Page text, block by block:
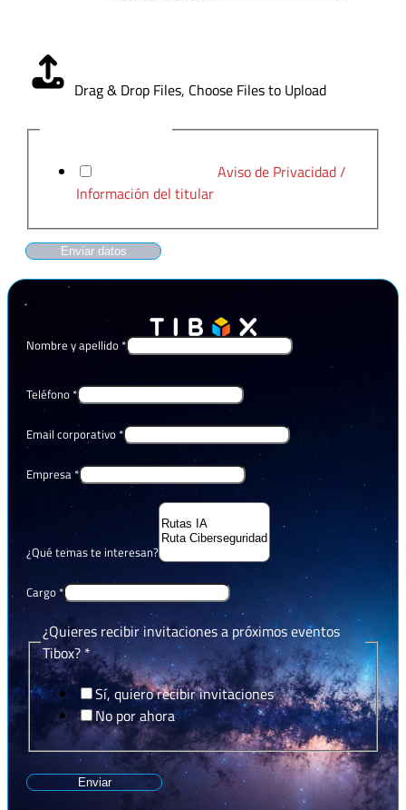
Drag & Drop Files, Choose Files to Upload
Aviso de Privacidad /
Información del titular
Enviar datos
Nombre y apellido *
Teléfono *
Email corporativo *
Empresa *
¿Qué temas te interesan?
Cargo *
¿Quieres recibir invitaciones a próximos eventos
Tibox?*
Sí, quiero recibir invitaciones
No por ahora
Enviar